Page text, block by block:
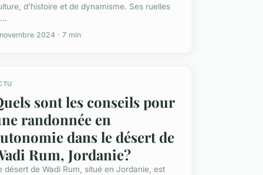
d'histoire et de dynamisme. Ses ruelles
2024 · 7 min
sont les conseils pour
randonnée en
dans le désert de
Rum, Jordanie?
désert de Wadi Rum, situé en Jordanie, est